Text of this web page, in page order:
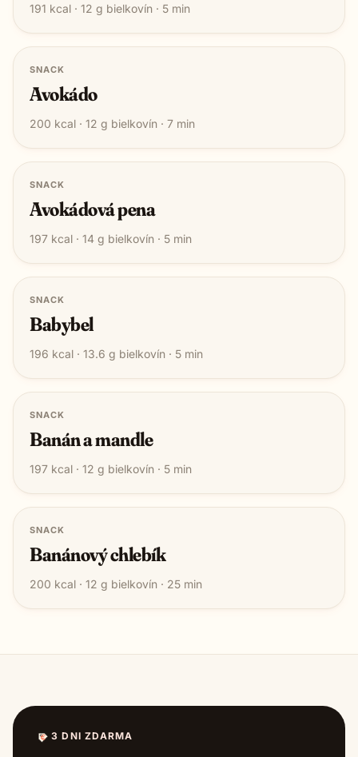
191 kcal · 12 g bielkovín · 5 min
SNACK
Avokádo
200 kcal · 12 g bielkovín · 7 min
SNACK
Avokádová pena
197 kcal · 14 g bielkovín · 5 min
SNACK
Babybel
196 kcal · 13.6 g bielkovín · 5 min
SNACK
Banán a mandle
197 kcal · 12 g bielkovín · 5 min
SNACK
Banánový chlebík
200 kcal · 12 g bielkovín · 25 min
3 DNI ZDARMA